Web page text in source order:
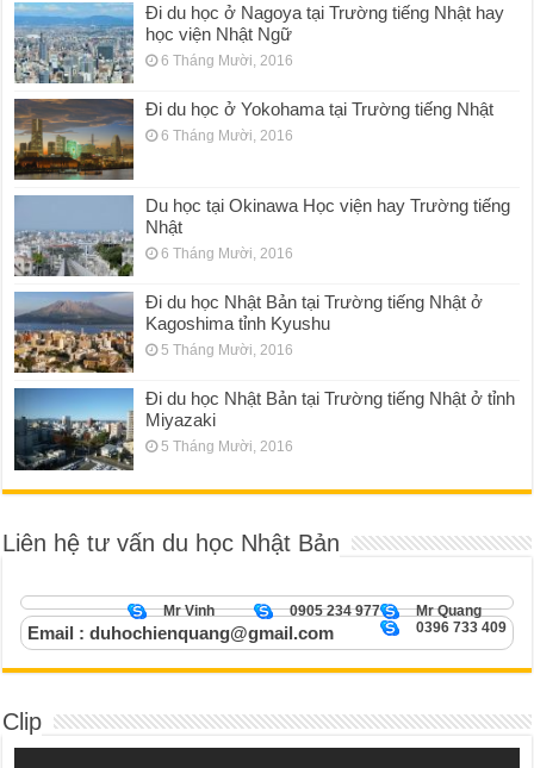
Đi du học ở Nagoya tại Trường tiếng Nhật hay
học viện Nhật Ngữ
6 Tháng Mười, 2016
Đi du học ở Yokohama tại Trường tiếng Nhật
6 Tháng Mười, 2016
Du học tại Okinawa Học viện hay Trường tiếng
Nhật
6 Tháng Mười, 2016
Đi du học Nhật Bản tại Trường tiếng Nhật ở
Kagoshima tỉnh Kyushu
5 Tháng Mười, 2016
Đi du học Nhật Bản tại Trường tiếng Nhật ở tỉnh
Miyazaki
5 Tháng Mười, 2016
Liên hệ tư vấn du học Nhật Bản
Mr Quang
0905 234 977
Mr Vinh
0396 733 409
Email : duhochienquang@gmail.com
Clip